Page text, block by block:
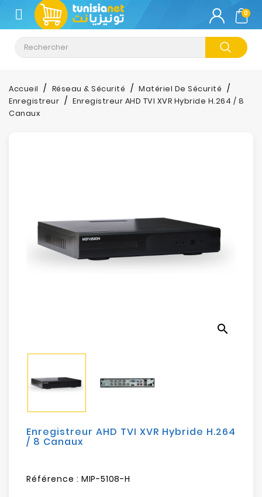
CATÉGORIE
Climatisation
Informatique
Téléphonie
Photos
Sécurité
Mobilités
Loisirs
0
Accueil Réseau & Sécurité
Matériel De Sécurité
Enregistreur
Enregistreur AHD TVI XVR Hybride H.264 / 8
Canaux
search
Enregistreur AHD TVI XVR Hybride H.264
/ 8 Canaux
Référence : MIP-5108-H